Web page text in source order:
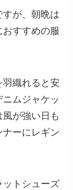
が、朝晩は
すすめの服
織れると安
ムジャケッ
が強い日も
ーにレギン
ットシューズ